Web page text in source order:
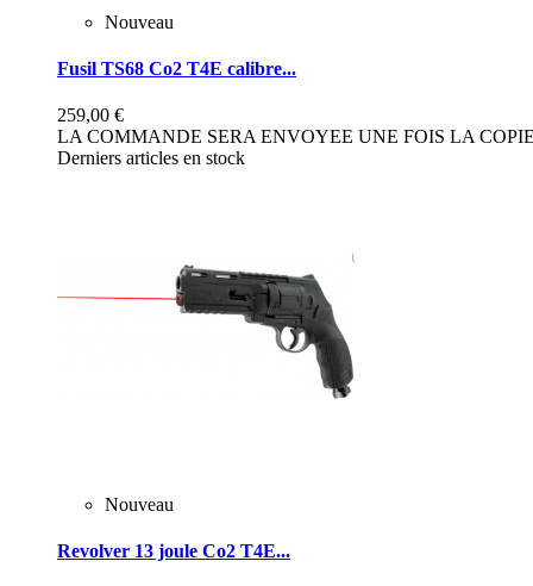
Nouveau
Fusil TS68 Co2 T4E calibre...
259,00 €
LA COMMANDE SERA ENVOYEE UNE FOIS LA
Derniers articles en stock
Nouveau
Revolver 13 joule Co2 T4E...